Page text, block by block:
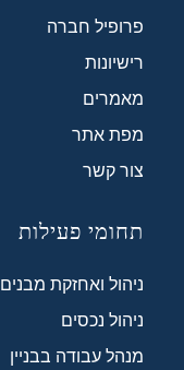
פרופיל חברה
רישיונות
מאמרים
מפת אתר
צור קשר
תחומי פעילות
ניהול ואחזקת מבנים
ניהול נכסים
מנהל עבודה בבניין